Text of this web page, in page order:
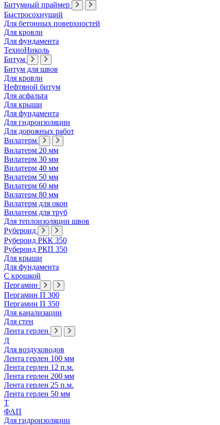
Битумный праймер
Быстросохнущий
Для бетонных поверхностей
Для кровли
Для фундамента
ТехноНиколь
Битум
Битум для швов
Для кровли
Нефтяной битум
Для асфальта
Для крыши
Для фундамента
Для гидроизоляции
Для дорожных работ
Вилатерм
Вилатерм 20 мм
Вилатерм 30 мм
Вилатерм 40 мм
Вилатерм 50 мм
Вилатерм 60 мм
Вилатерм 80 мм
Вилатерм для окон
Вилатерм для труб
Для теплоизоляции швов
Рубероид
Рубероид РКК 350
Рубероид РКП 350
Для крыши
Для фундамента
С крошкой
Пергамин
Пергамин П 300
Пергамин П 350
Для канализации
Для стен
Лента герлен
Д
Для воздуховодов
Лента герлен 100 мм
Лента герлен 12 п.м.
Лента герлен 200 мм
Лента герлен 25 п.м.
Лента герлен 50 мм
Т
ФАП
Для гидроизоляции